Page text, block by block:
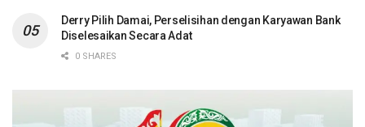
Derry Pilih Damai, Perselisihan dengan Karyawan Bank
Diselesaikan Secara Adat
0 SHARES